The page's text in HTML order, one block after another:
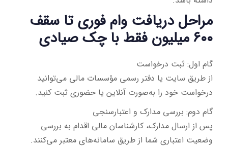
مراحل دریافت وام فوری تا سقف
۶۰۰ میلیون فقط با چک صیادی
گام اول: ثبت درخواست
از طریق سایت یا دفتر رسمی مؤسسات مالی می‌توانید
درخواست خود را به‌صورت آنلاین یا حضوری ثبت کنید.
گام دوم: بررسی مدارک و اعتبارسنجی
پس از ارسال مدارک، کارشناسان مالی اقدام به بررسی
وضعیت اعتباری شما از طریق سامانه‌های معتبر می‌کنند.